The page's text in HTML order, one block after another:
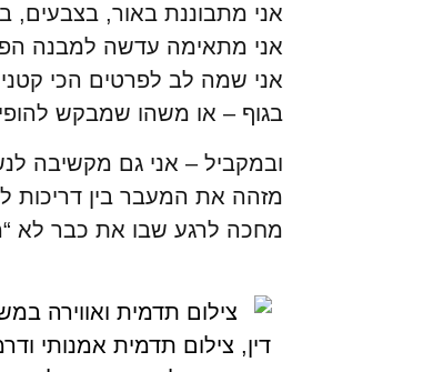
אני מתבוננת באור, בצבעים,
אני מתאימה עדשה למבנה
אני שמה לב לפרטים הכי
בגוף – או משהו שמבקש
ובמקביל – אני גם מקשיבה
מזהה את המעבר בין דריכות
מחכה לרגע שבו את כבר לא